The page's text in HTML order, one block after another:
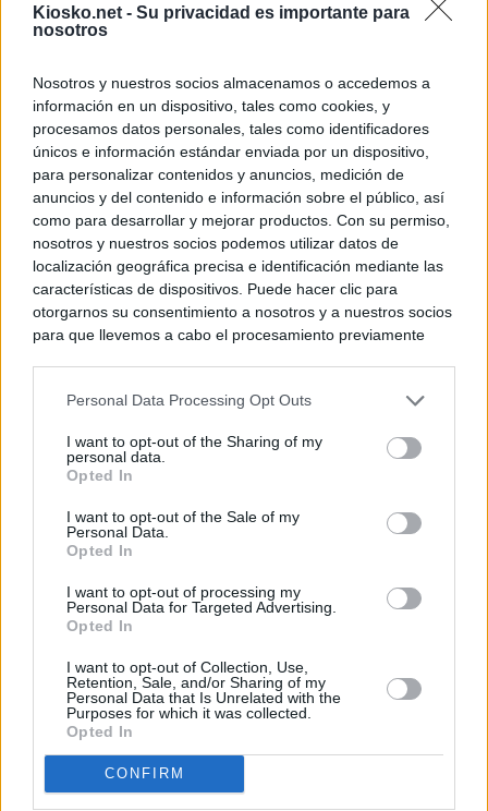
Kiosko.net - Su privacidad es importante para
nosotros
Nosotros y nuestros socios almacenamos o accedemos a
información en un dispositivo, tales como cookies, y
procesamos datos personales, tales como identificadores
únicos e información estándar enviada por un dispositivo,
para personalizar contenidos y anuncios, medición de
anuncios y del contenido e información sobre el público, así
como para desarrollar y mejorar productos. Con su permiso,
nosotros y nuestros socios podemos utilizar datos de
localización geográfica precisa e identificación mediante las
características de dispositivos. Puede hacer clic para
otorgarnos su consentimiento a nosotros y a nuestros socios
para que llevemos a cabo el procesamiento previamente
negar su consentimiento. Tenga en cuenta que algún
de su consentimiento, pero usted tiene el derecho de
rechazar tal procesamiento. Sus preferencias se aplicarán
cualquier momento entrando de nuevo en este sitio web o
visitando nuestra política de privacidad.
Personal Data Processing Opt Outs
I want to opt-out of the Sharing of my
personal data.
Opted In
I want to opt-out of the Sale of my
Personal Data.
Opted In
I want to opt-out of processing my
Personal Data for Targeted Advertising.
Opted In
I want to opt-out of Collection, Use,
Retention, Sale, and/or Sharing of my
Personal Data that Is Unrelated with the
Purposes for which it was collected.
Opted In
CONFIRM